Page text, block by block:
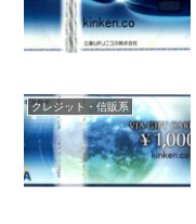
クレジット・信販系